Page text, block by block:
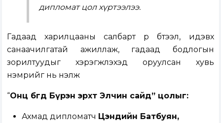
дипломат цол хүртээлээ.
Гадаад харилцааны салбарт үр бүтээл, идэвх
санаачилгатай ажиллаж, гадаад бодлогын
зорилтуудыг хэрэгжүүлэхэд оруулсан хувь
нэмрийг нь үнэлж
“Онц бөгөөд Бүрэн эрхт Элчин сайд” цолыг:
Ахмад дипломатч Цэндийн Батбуян,